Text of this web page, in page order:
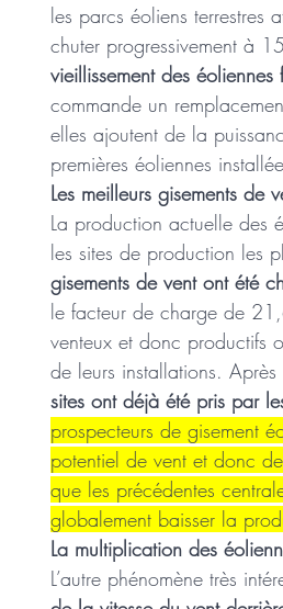
les parcs éoliens
chuter progressivement à
vieillissement des
commande un
elles ajoutent de la
premières éoliennes
Les meilleurs gisements de
La production actuelle des
les sites de production les
gisements de vent ont été
le facteur de charge de
venteux et donc productifs
de leurs installations.
sites ont déjà été pris par
prospecteurs de gisement
potentiel de vent et donc
que les précédentes
globalement baisser la
La multiplication des
L’autre phénomène très